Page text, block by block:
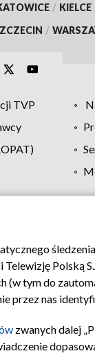
/ KIELCE
/
TVP
Pomoc
Polską
(w tym do
przez nas
zwanych dalej